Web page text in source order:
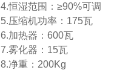
4.恒湿范围：≥90%可调
5.压缩机功率：175瓦
6.加热器：600瓦
7.雾化器：15瓦
8.净重：200Kg